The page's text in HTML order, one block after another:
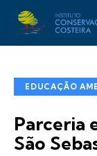
EDUCAÇÃO
Parceria
São